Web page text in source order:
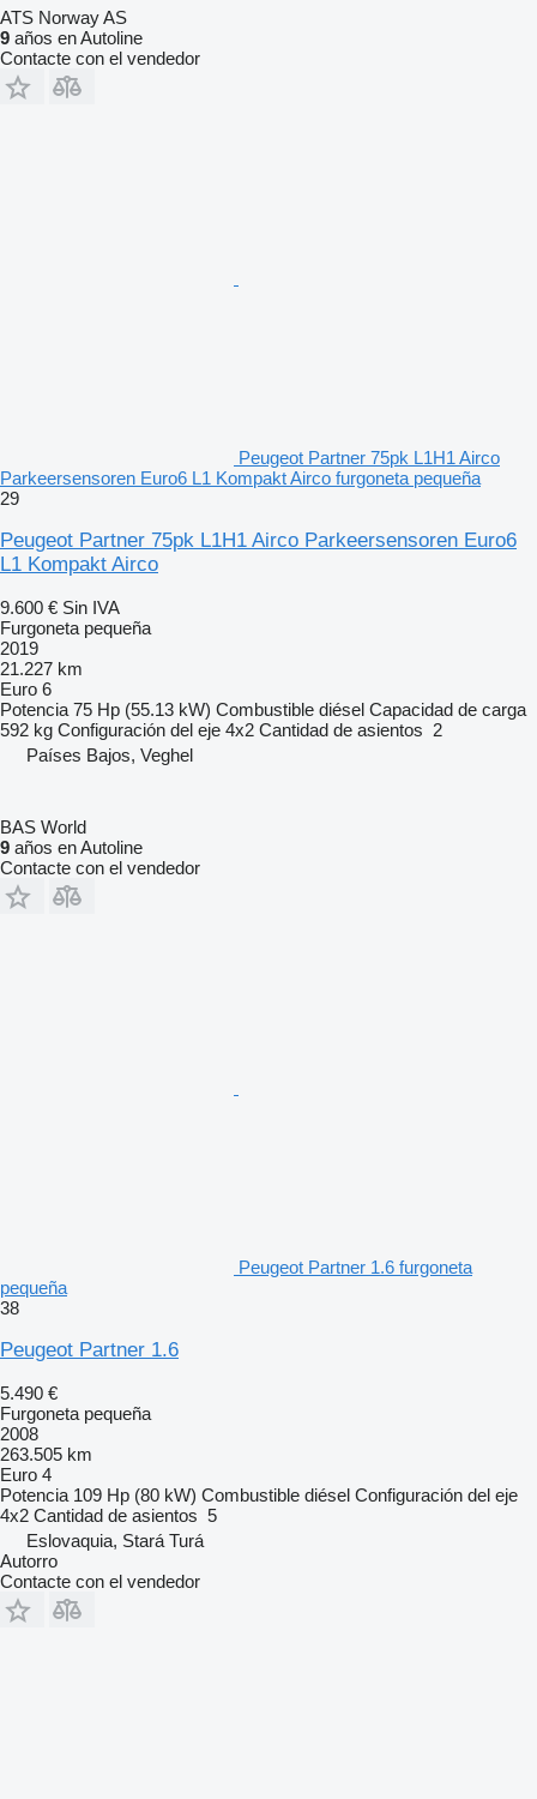
ATS Norway AS
9 años en Autoline
Contacte con el vendedor
Peugeot Partner 75pk L1H1 Airco
Parkeersensoren Euro6 L1 Kompakt Airco furgoneta pequeña
29
Peugeot Partner 75pk L1H1 Airco Parkeersensoren Euro6
L1 Kompakt Airco
9.600 € Sin IVA
Furgoneta pequeña
2019
21.227 km
Euro 6
Potencia 75 Hp (55.13 kW) Combustible diésel Capacidad de carga
592 kg Configuración del eje 4x2 Cantidad de asientos 2
Países Bajos, Veghel
BAS World
9 años en Autoline
Contacte con el vendedor
Peugeot Partner 1.6 furgoneta
pequeña
38
Peugeot Partner 1.6
5.490 €
Furgoneta pequeña
2008
263.505 km
Euro 4
Potencia 109 Hp (80 kW) Combustible diésel Configuración del eje
4x2 Cantidad de asientos 5
Eslovaquia, Stará Turá
Autorro
Contacte con el vendedor